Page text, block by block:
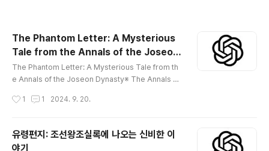
The Phantom Letter: A Mysterious
Tale from the Annals of the Joseon
Dynasty
The Phantom Letter: A Mysterious Tale from th
e Annals of the Joseon Dynasty※ The Annals of
a meticulously detailed record of over 500 year
rees, wars, and political affairs, there exists a sc
1 1 2024. 9. 20.
유령편지: 조선왕조실록에 나오는 신비한 이
야기